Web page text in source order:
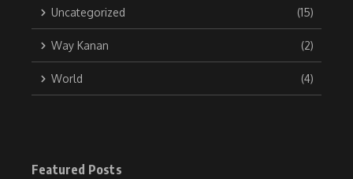
Uncategorized (15)
Way Kanan (2)
World (4)
Featured Posts